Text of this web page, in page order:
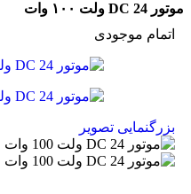
موتور DC 24 ولت ۱۰۰ وات
اتمام موجودی
بزرگنمایی تصویر